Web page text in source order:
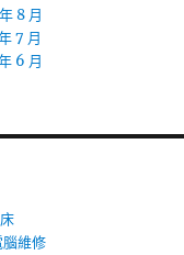
8 月
7 月
6 月
腦維修